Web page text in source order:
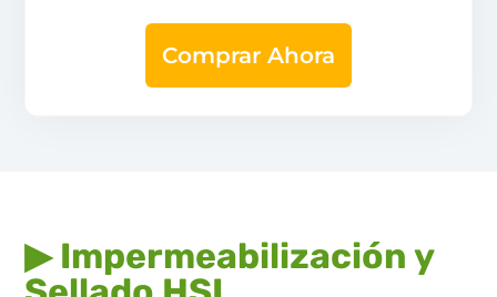
Comprar Ahora
▶ Impermeabilización y